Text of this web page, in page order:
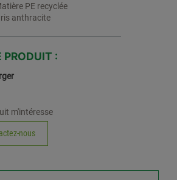
PE recyclée
anthracite
PRODUIT :
m'intéresse
nous